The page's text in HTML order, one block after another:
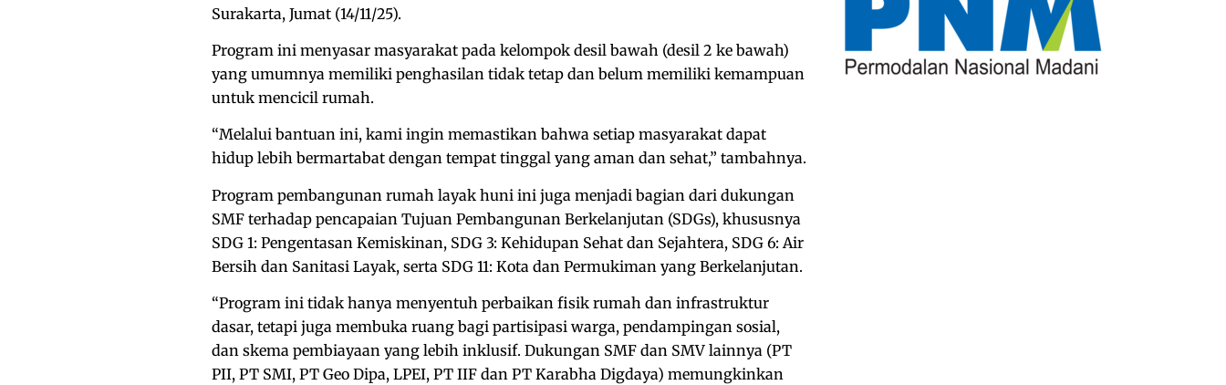
Surakarta, Jumat (14/11/25).
Program ini menyasar masyarakat pada kelompok desil bawah (desil 2 ke bawah)
yang umumnya memiliki penghasilan tidak tetap dan belum memiliki kemampuan
untuk mencicil rumah.
“Melalui bantuan ini, kami ingin memastikan bahwa setiap masyarakat dapat
hidup lebih bermartabat dengan tempat tinggal yang aman dan sehat,” tambahnya.
Program pembangunan rumah layak huni ini juga menjadi bagian dari dukungan
SMF terhadap pencapaian Tujuan Pembangunan Berkelanjutan (SDGs), khususnya
SDG 1: Pengentasan Kemiskinan, SDG 3: Kehidupan Sehat dan Sejahtera, SDG 6: Air
Bersih dan Sanitasi Layak, serta SDG 11: Kota dan Permukiman yang Berkelanjutan.
“Program ini tidak hanya menyentuh perbaikan fisik rumah dan infrastruktur
dasar, tetapi juga membuka ruang bagi partisipasi warga, pendampingan sosial,
dan skema pembiayaan yang lebih inklusif. Dukungan SMF dan SMV lainnya (PT
PII, PT SMI, PT Geo Dipa, LPEI, PT IIF dan PT Karabha Digdaya) memungkinkan